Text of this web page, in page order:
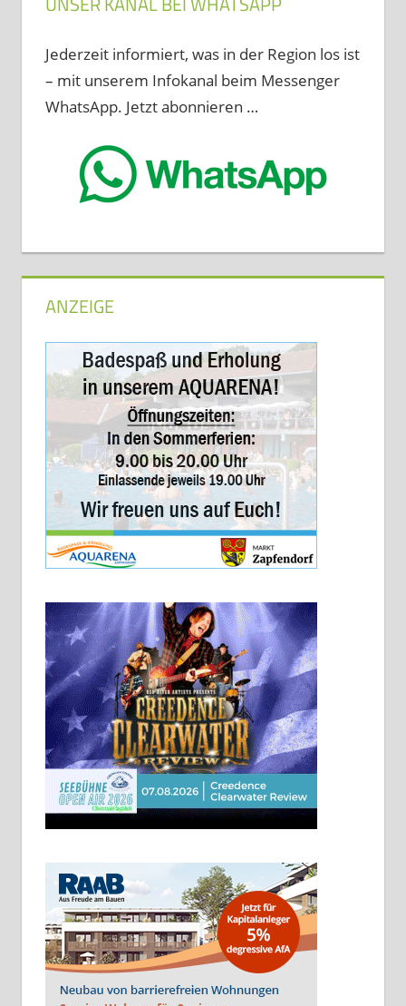
Jederzeit informiert, was in der Region los ist
– mit unserem Infokanal beim Messenger
WhatsApp. Jetzt abonnieren …
ANZEIGE